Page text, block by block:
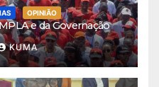
OPINIÃO
e da Governação
KUMA